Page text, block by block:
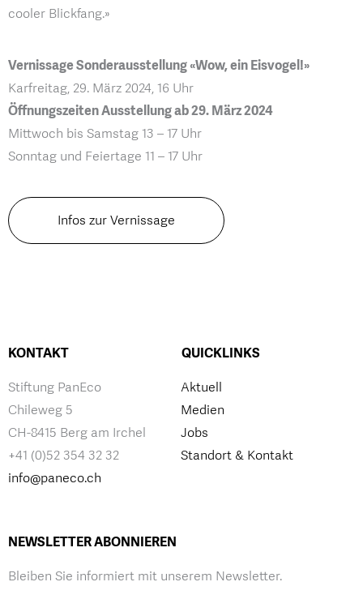
cooler Blickfang.»
Vernissage Sonderausstellung «Wow, ein Eisvogel!»
Karfreitag, 29. März 2024, 16 Uhr
Öffnungszeiten Ausstellung ab 29. März 2024
Mittwoch bis Samstag 13 – 17 Uhr
Sonntag und Feiertage 11 – 17 Uhr
Infos zur Vernissage
KONTAKT
Stiftung PanEco
Chileweg 5
CH-8415 Berg am Irchel
+41 (0)52 354 32 32
info@paneco.ch
QUICKLINKS
Aktuell
Medien
Jobs
Standort & Kontakt
NEWSLETTER ABONNIEREN
Bleiben Sie informiert mit unserem Newsletter.